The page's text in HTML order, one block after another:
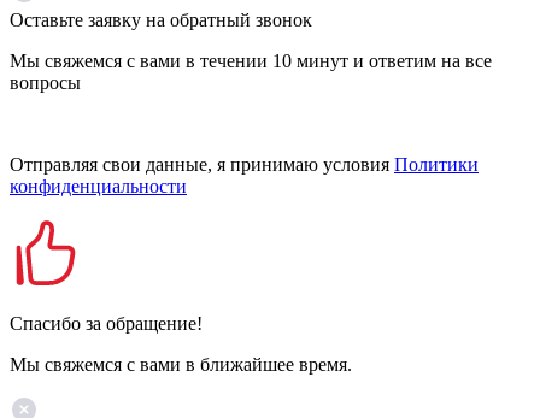
Оставьте заявку на обратный звонок
Мы свяжемся с вами в течении 10 минут и ответим на все
вопросы
Отправляя свои данные, я принимаю условия Политики
конфиденциальности
Спасибо за обращение!
Мы свяжемся с вами в ближайшее время.